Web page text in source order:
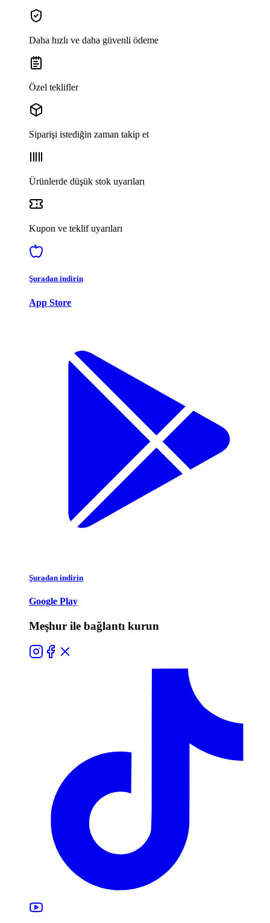
Daha hızlı ve daha güvenli ödeme
Özel teklifler
Siparişi istediğin zaman takip et
Ürünlerde düşük stok uyarıları
Kupon ve teklif uyarıları
Şuradan indirin
App Store
Şuradan indirin
Google Play
Meşhur ile bağlantı kurun